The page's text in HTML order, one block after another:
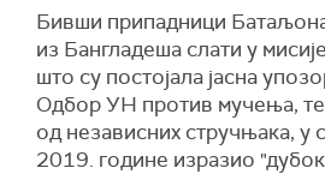
Бивши припадници Батаљона
из Бангладеша слати у
што су постојала јасна
Одбор УН против мучења,
од независних стручњака, у
2019. године изразио